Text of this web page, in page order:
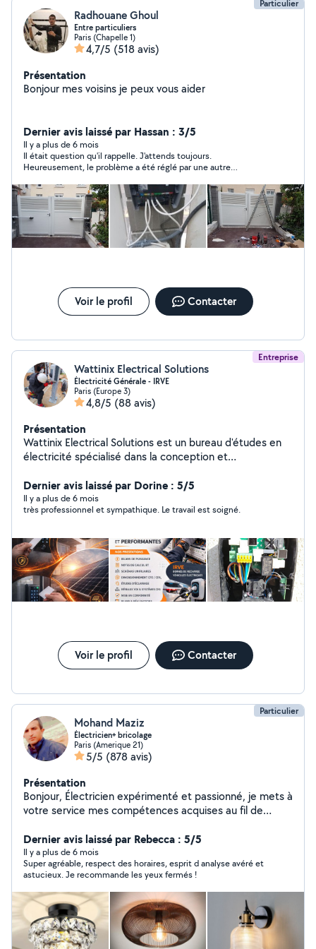
Particulier
Radhouane Ghoul
Entre particuliers
Paris (Chapelle 1)
4,7/5 (518 avis)
Présentation
Bonjour mes voisins je peux vous aider
Dernier avis laissé par Hassan : 3/5
Il y a plus de 6 mois
Il était question qu'il rappelle. J'attends toujours.
Heureusement, le problème a été réglé par une autre
Voir le profil Contacter
Entreprise
Wattinix Electrical Solutions
Électricité Générale - IRVE
Paris (Europe 3)
4,8/5 (88 avis)
Présentation
Wattinix Electrical Solutions est un bureau d'études en
électricité spécialisé dans la conception et
performantes et durables. Nous accompagnons les
acteurs du bâtiment et des collectivités avec une
approche rigoureuse, orientée sécurité, efficacité
Études et conception de plans électriques (courants
forts et courants faibles) Bilans de puissance et
dimensionnement des installations Études techniques
pour projets neufs et rénovations Audits électriques,
diagnostics et analyses de conformité Études IRVE et
Missions de conseil, d'assistance technique et de suivi
de projet Zone d'intervention Paris, Île-de-France et
régions voisines (sur demande). Engagements et
expérimentés Qualification QUALIFELEC Assurance
Dernier avis laissé par Dorine : 5/5
Il y a plus de 6 mois
très professionnel et sympathique. Le travail est soigné.
Voir le profil Contacter
Particulier
Mohand Maziz
Électricien+ bricolage
Paris (Amerique 21)
5/5 (878 avis)
Présentation
Bonjour, Électricien expérimenté et passionné, je mets à
votre service mes compétences acquises au fil de
spécialisé dans l'installation, la réparation et le
dépannage électrique, En complément de mes
expertises électriques, je réalise également divers
travaux tels que , l'installation de luminaires, la pose
d'étagères et de tringles à rideaux, et l'installation des
meubles,ainsi que l'aménagement intérieur. Sérieux,
organisé et attentif aux détails, je suis disponible pour
répondre à vos besoins et vous accompagner dans vos
Dernier avis laissé par Rebecca : 5/5
Il y a plus de 6 mois
Super agréable, respect des horaires, esprit d analyse avéré et
astucieux. Je recommande les yeux fermés !